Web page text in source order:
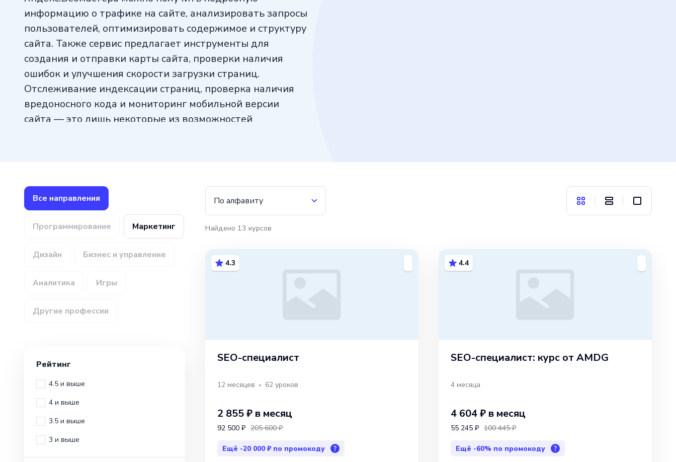
информацию о трафике на сайте, анализировать запросы
пользователей, оптимизировать содержимое и структуру
сайта. Также сервис предлагает инструменты для
создания и отправки карты сайта, проверки наличия
ошибок и улучшения скорости загрузки страниц.
Отслеживание индексации страниц, проверка наличия
вредоносного кода и мониторинг мобильной версии
сайта — это лишь некоторые из возможностей
По алфавиту
Найдено 13 курсов
4.3
SEO-специалист
12 месяцев 62 уроков
2 855 ₽ в месяц
92 500 ₽ 205 600 ₽
Ещё -20 000 ₽ по промокоду ?
4.4
SEO-специалист: курс от AMDG
4 месяца
4 604 ₽ в месяц
55 245 ₽ 100 445 ₽
Ещё -60% по промокоду ?
Все направления
Программирование Маркетинг
Дизайн Бизнес и управление
Аналитика Игры
Другие профессии
Рейтинг
4.5 и выше
4 и выше
3.5 и выше
3 и выше